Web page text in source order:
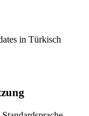
in Türkisch